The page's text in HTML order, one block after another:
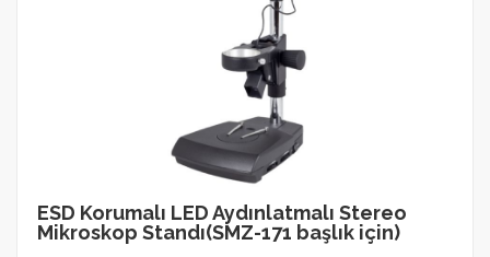
ESD Korumalı LED Aydınlatmalı Stereo
Mikroskop Standı(SMZ-171 başlık için)